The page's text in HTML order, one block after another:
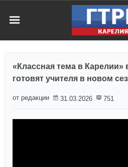
«Классная тема в Карелии»
готовят учителя в новом
от редакции 31.03.2026 751